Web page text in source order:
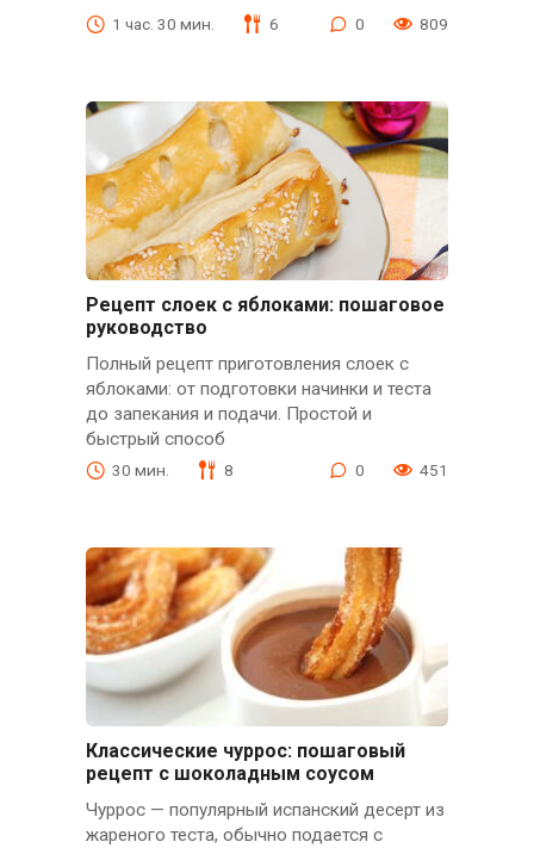
1 час. 30 мин. 6 0 809
Рецепт слоек с яблоками: пошаговое
руководство
Полный рецепт приготовления слоек с
яблоками: от подготовки начинки и теста
до запекания и подачи. Простой и
быстрый способ
30 мин. 8 0 451
Классические чуррос: пошаговый
рецепт с шоколадным соусом
Чуррос — популярный испанский десерт из
жареного теста, обычно подается с